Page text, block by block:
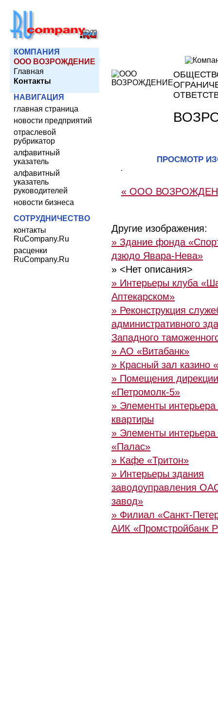
КОМПАНИЯ
ООО ВОЗРОЖДЕНИЕ
Главная
Контакты
НАВИГАЦИЯ
главная страница
новости предприятий
отраслевой
рубрикатор
алфавитный
указатель
алфавитный
указатель
руководителей
новости бизнеса
СОТРУДНИЧЕСТВО
контакты
RuCompany.Ru
расценки
RuCompany.Ru
ПРОСМОТР
« ООО
Другие изображения:
» Здание фонда
дзюдо Явара-Нева»
» <Нет описания>
» Интерьеры клуба
Аптекарском»
» Реконструкция
административного
Западного
» АО «Витабанк»
» Красный зал казино
» Помещения
«Петромолк-5»
» Элементы интерьера
квартиры
» Элементы интерьера
«Палас»
» Кафе «Тритон»
» Интерьеры здания
заводоуправления
завод»
» Филиал «Санкт-
АИК «Промстройбанк